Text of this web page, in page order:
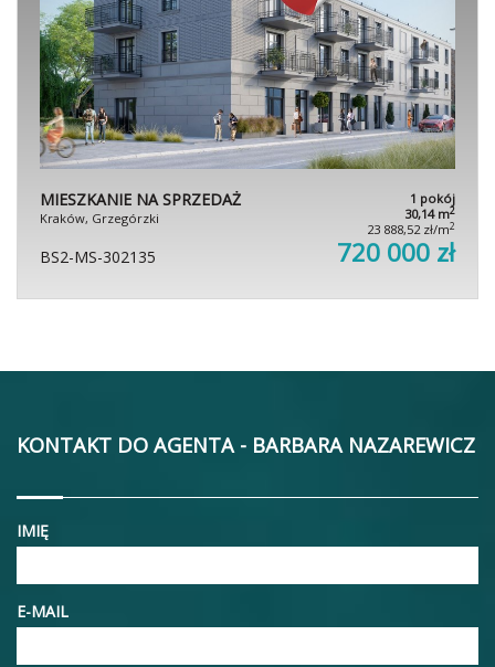
MIESZKANIE NA SPRZEDAŻ
Kraków, Grzegórzki
1 pokój
30,14 m2
23 888,52 zł/m2
BS2-MS-302135 720 000 zł
KONTAKT DO AGENTA - BARBARA NAZAREWICZ
IMIĘ
E-MAIL